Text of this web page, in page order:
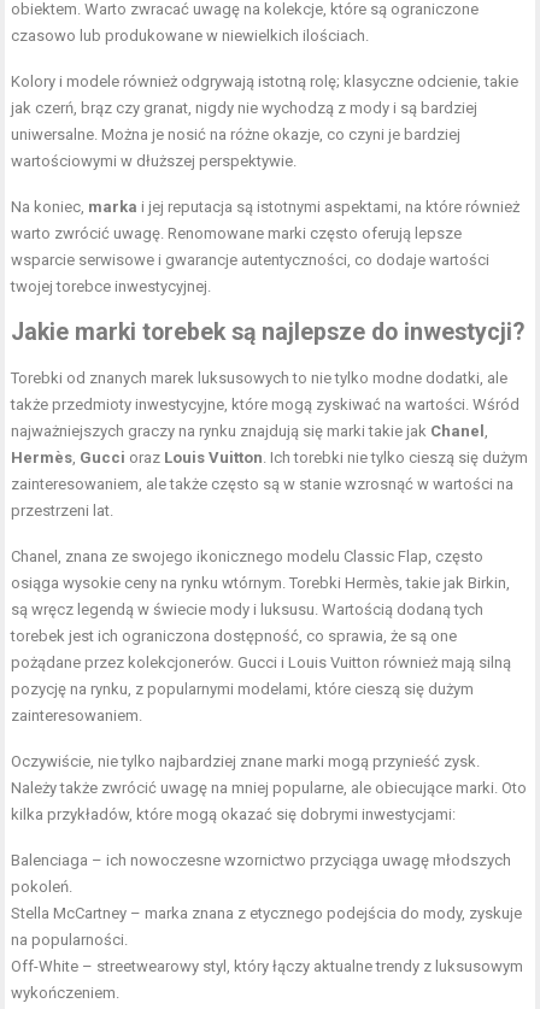
obiektem. Warto zwracać uwagę na kolekcje, które są ograniczone
czasowo lub produkowane w niewielkich ilościach.
Kolory i modele również odgrywają istotną rolę; klasyczne odcienie, takie
jak czerń, brąz czy granat, nigdy nie wychodzą z mody i są bardziej
uniwersalne. Można je nosić na różne okazje, co czyni je bardziej
wartościowymi w dłuższej perspektywie.
Na koniec, marka i jej reputacja są istotnymi aspektami, na które również
warto zwrócić uwagę. Renomowane marki często oferują lepsze
wsparcie serwisowe i gwarancje autentyczności, co dodaje wartości
twojej torebce inwestycyjnej.
Jakie marki torebek są najlepsze do inwestycji?
Torebki od znanych marek luksusowych to nie tylko modne dodatki, ale
także przedmioty inwestycyjne, które mogą zyskiwać na wartości. Wśród
najważniejszych graczy na rynku znajdują się marki takie jak Chanel ,
Hermès, Gucci oraz Louis Vuitton. Ich torebki nie tylko cieszą się dużym
zainteresowaniem, ale także często są w stanie wzrosnąć w wartości na
przestrzeni lat.
Chanel, znana ze swojego ikonicznego modelu Classic Flap, często
osiąga wysokie ceny na rynku wtórnym. Torebki Hermès, takie jak Birkin,
są wręcz legendą w świecie mody i luksusu. Wartością dodaną tych
torebek jest ich ograniczona dostępność, co sprawia, że są one
pożądane przez kolekcjonerów. Gucci i Louis Vuitton również mają silną
pozycję na rynku, z popularnymi modelami, które cieszą się dużym
zainteresowaniem.
Oczywiście, nie tylko najbardziej znane marki mogą przynieść zysk.
Należy także zwrócić uwagę na mniej popularne, ale obiecujące marki. Oto
kilka przykładów, które mogą okazać się dobrymi inwestycjami:
Balenciaga – ich nowoczesne wzornictwo przyciąga uwagę młodszych
pokoleń.
Stella McCartney – marka znana z etycznego podejścia do mody, zyskuje
na popularności.
Off-White – streetwearowy styl, który łączy aktualne trendy z luksusowym
wykończeniem.